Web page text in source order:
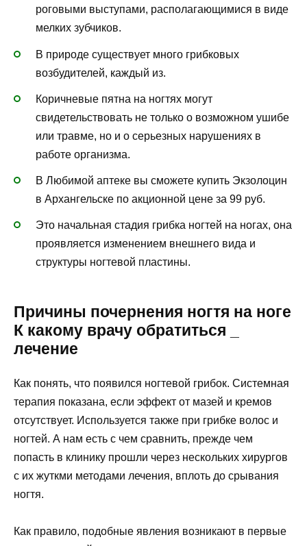
роговыми выступами, располагающимися в виде
мелких зубчиков.
В природе существует много грибковых
возбудителей, каждый из.
Коричневые пятна на ногтях могут
свидетельствовать не только о возможном ушибе
или травме, но и о серьезных нарушениях в
работе организма.
В Любимой аптеке вы сможете купить Экзолоцин
в Архангельске по акционной цене за 99 руб.
Это начальная стадия грибка ногтей на ногах, она
проявляется изменением внешнего вида и
структуры ногтевой пластины.
Причины почернения ногтя на ноге
К какому врачу обратиться _
лечение
Как понять, что появился ногтевой грибок. Системная
терапия показана, если эффект от мазей и кремов
отсутствует. Используется также при грибке волос и
ногтей. А нам есть с чем сравнить, прежде чем
попасть в клинику прошли через нескольких хирургов
с их жуткми методами лечения, вплоть до срывания
ногтя.
Как правило, подобные явления возникают в первые